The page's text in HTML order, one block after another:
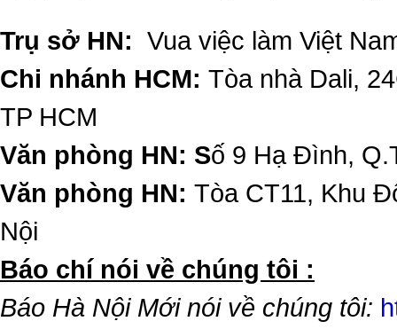
Trụ sở HN: Vua việc làm Việt
Chi nhánh HCM: Tòa nhà Dali,
TP HCM
Văn phòng HN: Số 9 Hạ Đình,
Văn phòng HN: Tòa CT11, Khu
Nội
​Báo chí nói về chúng tôi :
Báo Hà Nội Mới nói về chúng tôi: